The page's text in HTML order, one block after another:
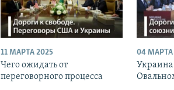
11 МАРТА 2025
Чего ожидать от
переговорного процесса
04 МАРТА
Украина